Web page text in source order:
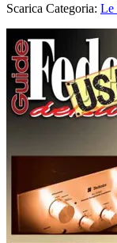
Scarica Categoria: Le